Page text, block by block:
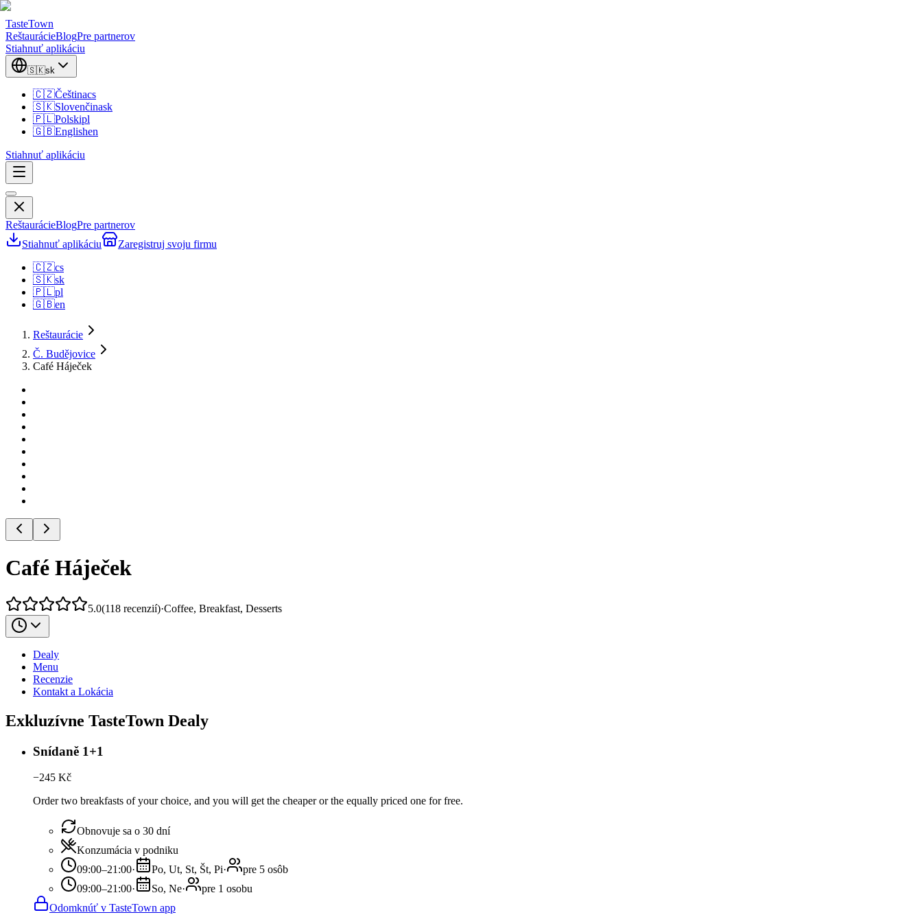
TasteTown
ReštaurácieBlogPre partnerov
Stiahnuť aplikáciu
🇸🇰sk
🇨🇿Češtinacs
🇸🇰Slovenčinask
🇵🇱Polskipl
🇬🇧Englishen
Stiahnuť aplikáciu
ReštaurácieBlogPre partnerov
Stiahnuť aplikáciu
Zaregistruj svoju firmu
🇨🇿cs
🇸🇰sk
🇵🇱pl
🇬🇧en
Reštaurácie
Č. Budějovice
Café Háječek
Café Háječek
5.0(118 recenzií)·Coffee, Breakfast, Desserts
Dealy
Menu
Recenzie
Kontakt a Lokácia
Exkluzívne TasteTown Dealy
Snídaně 1+1
−245 Kč
Order two breakfasts of your choice, and you will get the cheaper or the equally priced one for free.
Obnovuje sa o 30 dní
Konzumácia v podniku
09:00–21:00· Po, Ut, St, Št, Pi·
pre 5 osôb
09:00–21:00· So, Ne·
pre 1 osobu
Odomknúť v TasteTown app